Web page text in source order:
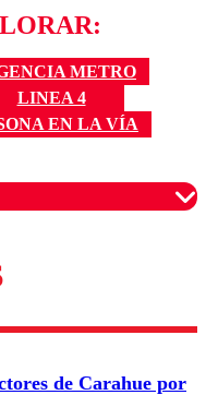
METRO
LINEA 4
EN LA VÍA
para garantizar un
de Carahue por